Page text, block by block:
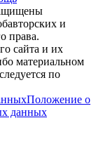
и
права.
сайта и их
материальном
по
Положение о
данных